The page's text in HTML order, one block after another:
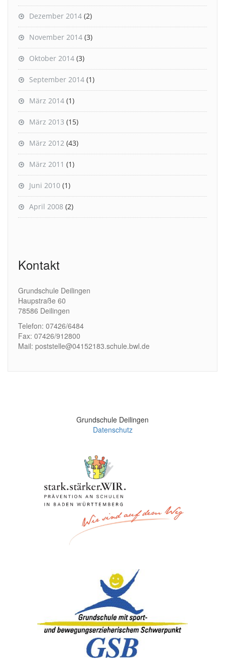
Dezember 2014 (2)
November 2014 (3)
Oktober 2014 (3)
September 2014 (1)
März 2014 (1)
März 2013 (15)
März 2012 (43)
März 2011 (1)
Juni 2010 (1)
April 2008 (2)
Kontakt
Grundschule Deilingen
Haupstraße 60
78586 Deilingen
Telefon: 07426/6484
Fax: 07426/912800
Mail: poststelle@04152183.schule.bwl.de
Grundschule Deilingen
Datenschutz